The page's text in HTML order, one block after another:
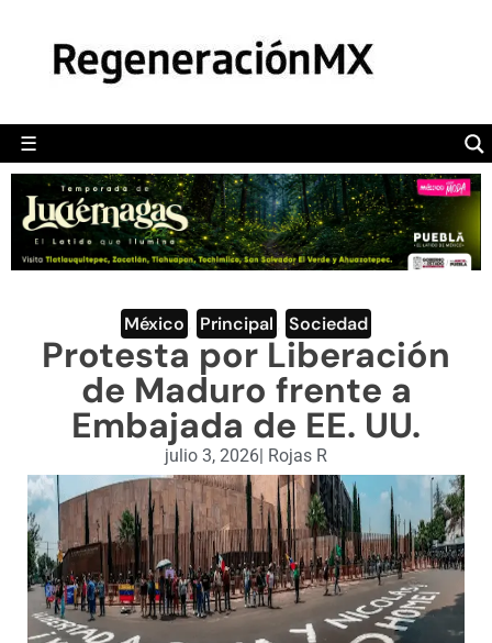
☰
POLÍTICA
CAMALEÓN
OPINIÓN
DEPORTES
ENGLISH SECTION
VIDEOS
México Principal Sociedad
Protesta por Liberación
de Maduro frente a
Embajada de EE. UU.
julio 3, 2026| Rojas R